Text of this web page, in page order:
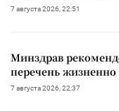
7 августа 2026, 22:51
Минздрав
перечень
7 августа 2026, 22:37